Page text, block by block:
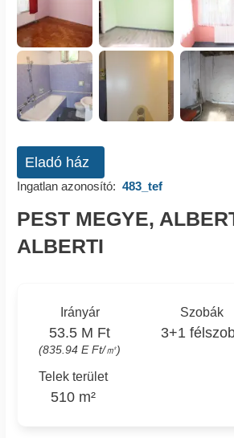
Eladó ház
Ingatlan azonosító: 483_tef
PEST MEGYE,
ALBERTI
Irányár
53.5 M Ft
(835.94 E Ft/㎡)
Szobák
3+1
Telek terület
510 m²